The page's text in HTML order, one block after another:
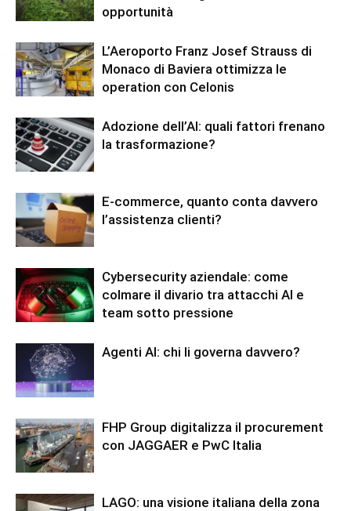
opportunità
L’Aeroporto Franz Josef Strauss di
Monaco di Baviera ottimizza le
operation con Celonis
Adozione dell’AI: quali fattori frenano
la trasformazione?
E-commerce, quanto conta davvero
l’assistenza clienti?
Cybersecurity aziendale: come
colmare il divario tra attacchi AI e
team sotto pressione
Agenti AI: chi li governa davvero?
FHP Group digitalizza il procurement
con JAGGAER e PwC Italia
LAGO: una visione italiana della zona